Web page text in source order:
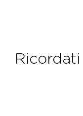
ricordati